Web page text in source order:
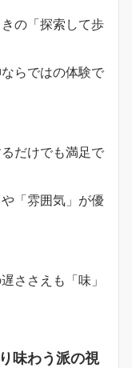
の「探索して歩
らではの体験で
だけでも満足で
「雰囲気」が優
ささえも「味」
味わう派の視